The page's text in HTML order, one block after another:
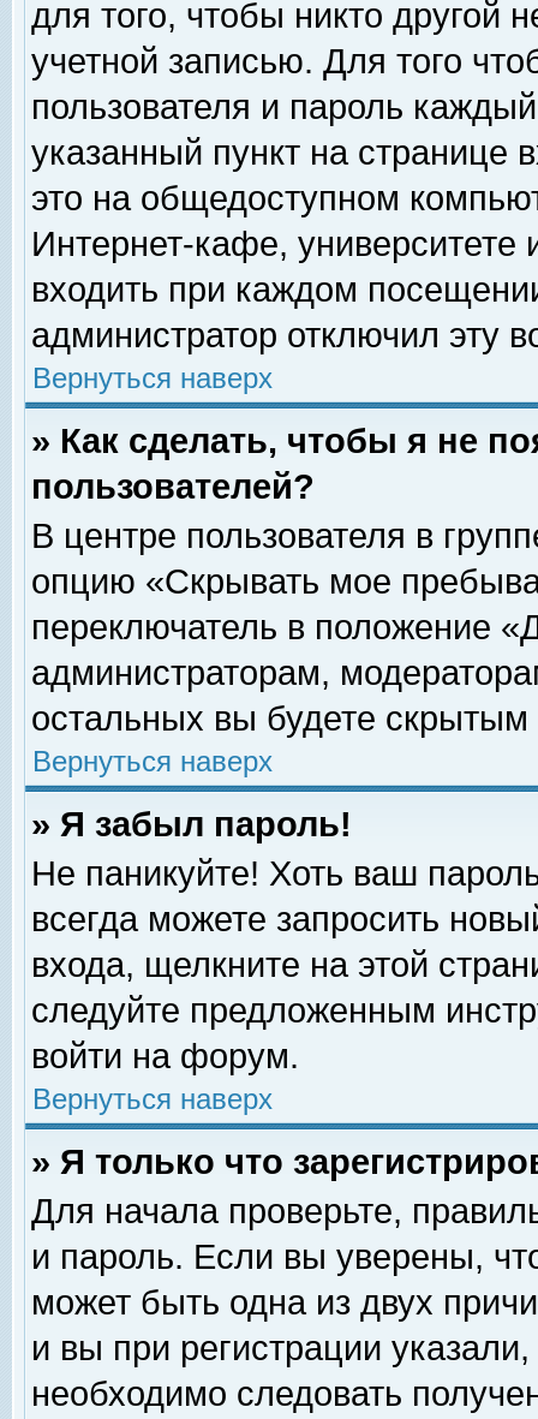
для того, чтобы никто другой
учетной записью. Для того
пользователя и пароль
указанный пункт на
это на общедоступном
Интернет-кафе, университете
входить при каждом
администратор отключил эту
Вернуться наверх
» Как сделать, чтобы я не
пользователей?
В центре пользователя в
опцию «Скрывать мое
переключатель в положение
администраторам,
остальных вы будете скрытым
Вернуться наверх
» Я забыл пароль!
Не паникуйте! Хоть ваш
всегда можете запросить
входа, щелкните на этой
следуйте предложенным
войти на форум.
Вернуться наверх
» Я только что
Для начала проверьте,
и пароль. Если вы уверены,
может быть одна из двух
и вы при регистрации
необходимо следовать